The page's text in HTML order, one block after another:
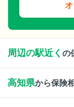
周辺の駅近く の
高知県から保険